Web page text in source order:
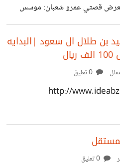
بعرض قصتي عمرو شعبان: موسس
موقع فكرة بزنس (‪IdeaBZ‬‏) • محاسب مصري واعمل مدير
للتسويق الاليكتروني والعمل
جدوي احترافيه لاي مشروع
برامج محاسبيه وبرامج ادرايه
في العديد من المشاريع
اعمل كمستشار مالي في جميع
بن طلال ال سعود |البدايه
http://